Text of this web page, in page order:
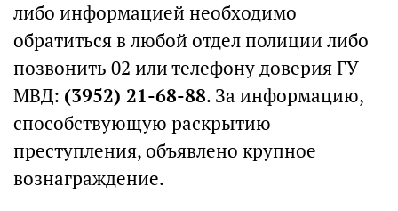
либо информацией необходимо
обратиться в любой отдел полиции либо
позвонить 02 или телефону доверия ГУ
МВД: (3952) 21-68-88. За информацию,
способствующую раскрытию
преступления, объявлено крупное
вознаграждение.